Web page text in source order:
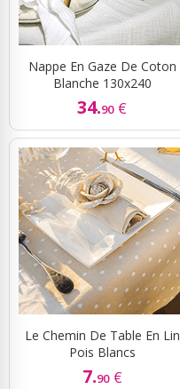
Nappe En Gaze De Coton
Blanche 130x240
34.90 €
Le Chemin De Table En Lin
Pois Blancs
7.90 €